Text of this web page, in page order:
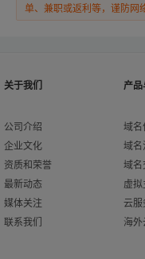
单、兼职或返利等，谨防网
关于我们
公司介绍
企业文化
资质和荣誉
最新动态
媒体关注
联系我们
产
域名
域名
域名
虚
云服
海